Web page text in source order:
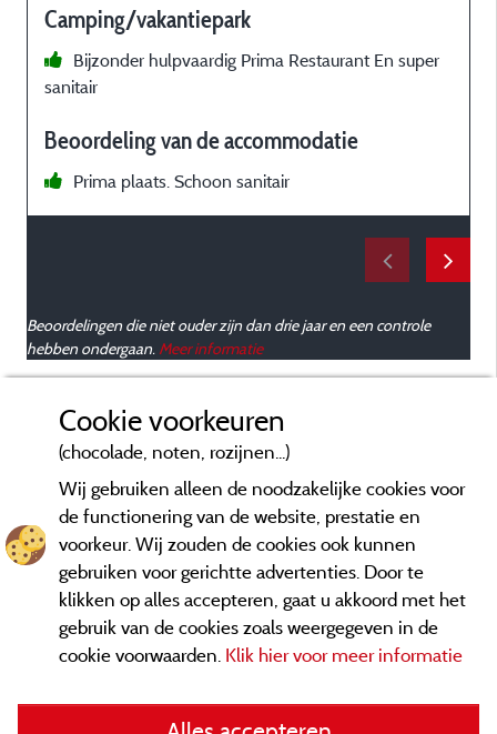
Camping/vakantiepark
Bijzonder hulpvaardig Prima Restaurant En super
sanitair
Beoordeling van de accommodatie
Prima plaats. Schoon sanitair
Beoordelingen die niet ouder zijn dan drie jaar en een controle
hebben ondergaan. Meer informatie
Cookie voorkeuren
(chocolade, noten, rozijnen...)
Wij gebruiken alleen de noodzakelijke cookies voor
de functionering van de website, prestatie en
voorkeur. Wij zouden de cookies ook kunnen
gebruiken voor gerichtte advertenties. Door te
klikken op alles accepteren, gaat u akkoord met het
gebruik van de cookies zoals weergegeven in de
cookie voorwaarden. Klik hier voor meer informatie